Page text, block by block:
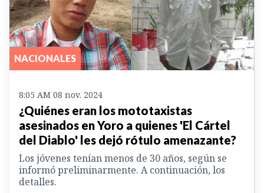
NACIONALES
8:05 AM 08 nov. 2024
¿Quiénes eran los mototaxistas
asesinados en Yoro a quienes 'El Cártel
del Diablo' les dejó rótulo amenazante?
Los jóvenes tenían menos de 30 años, según se
informó preliminarmente. A continuación, los
detalles.